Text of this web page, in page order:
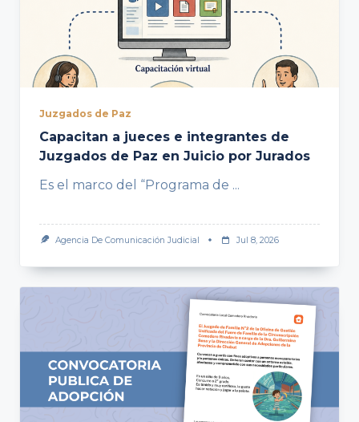
Juzgados de Paz
Capacitan a jueces e integrantes de
Juzgados de Paz en Juicio por Jurados
Es el marco del “Programa de ...
Agencia De Comunicación Judicial Jul 8, 2026